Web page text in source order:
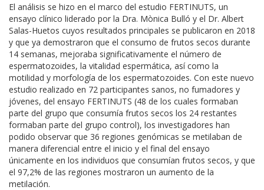
El análisis se hizo en el marco del estudio FERTINUTS, un
ensayo clínico liderado por la Dra. Mònica Bulló y el Dr. Albert
Salas-Huetos cuyos resultados principales se publicaron en 2018
y que ya demostraron que el consumo de frutos secos durante
14 semanas, mejoraba significativamente el número de
espermatozoides, la vitalidad espermática, así como la
motilidad y morfología de los espermatozoides. Con este nuevo
estudio realizado en 72 participantes sanos, no fumadores y
jóvenes, del ensayo FERTINUTS (48 de los cuales formaban
parte del grupo que consumía frutos secos los 24 restantes
formaban parte del grupo control), los investigadores han
podido observar que 36 regiones genómicas se metilaban de
manera diferencial entre el inicio y el final del ensayo
únicamente en los individuos que consumían frutos secos, y que
el 97,2% de las regiones mostraron un aumento de la
metilación.